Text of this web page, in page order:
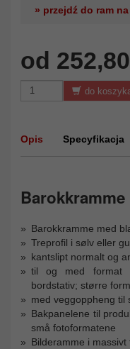
» przejdź do ram
od 252,80
do
Opis Specyfikacja
Barokkramme med
Treprofil i sølv eller
kantslipt normalt og
til og med format
bordstativ; større
med veggoppheng til
Bakpanelene til
små fotoformatene
Bilderamme i